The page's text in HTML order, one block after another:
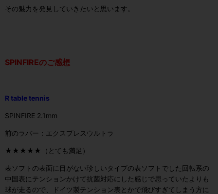
その魅力を発見していきたいと思います。
SPINFIREのご感想
R table tennis
SPINFIRE 2.1mm
前のラバー：エクスプレスウルトラ
★★★★★（とても満足）
表ソフトの表面に目がない珍しいタイプの表ソフトでした回転系の
中国表にテンションかけて抗菌対応にした感じで思っていたよりも
球が走るので、ドイツ製テンション表とかで飛びすぎてしまう方に